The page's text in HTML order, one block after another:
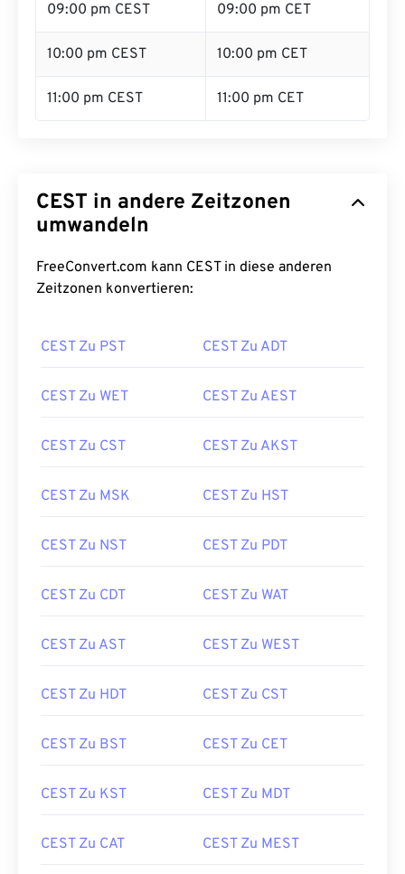
09:00 pm CEST 09:00 pm CET
10:00 pm CEST 10:00 pm CET
11:00 pm CEST 11:00 pm CET
CEST in andere Zeitzonen
umwandeln
FreeConvert.com kann CEST in diese anderen
Zeitzonen konvertieren:
CEST Zu PST CEST Zu ADT
CEST Zu WET CEST Zu AEST
CEST Zu CST CEST Zu AKST
CEST Zu MSK CEST Zu HST
CEST Zu NST CEST Zu PDT
CEST Zu CDT CEST Zu WAT
CEST Zu AST CEST Zu WEST
CEST Zu HDT CEST Zu CST
CEST Zu BST CEST Zu CET
CEST Zu KST CEST Zu MDT
CEST Zu CAT CEST Zu MEST